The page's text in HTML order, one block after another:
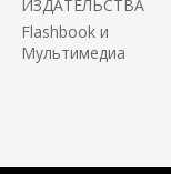
ИЗДАТЕЛЬСТВА
Flashbook и
Мультимедиа